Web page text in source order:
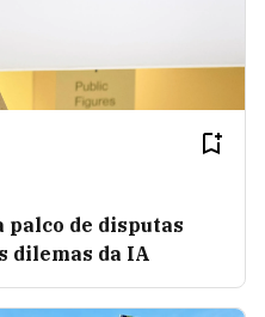
palco de disputas
dilemas da IA